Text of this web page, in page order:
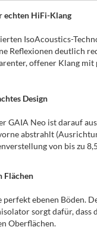
echten HiFi-Klang
IsoAcoustics-
Reflexionen deutlich
offener Klang
Design
GAIA Neo ist darauf
abstrahlt
von bis zu
Flächen
perfekt ebenen Böden.
sorgt dafür,
Oberflächen.